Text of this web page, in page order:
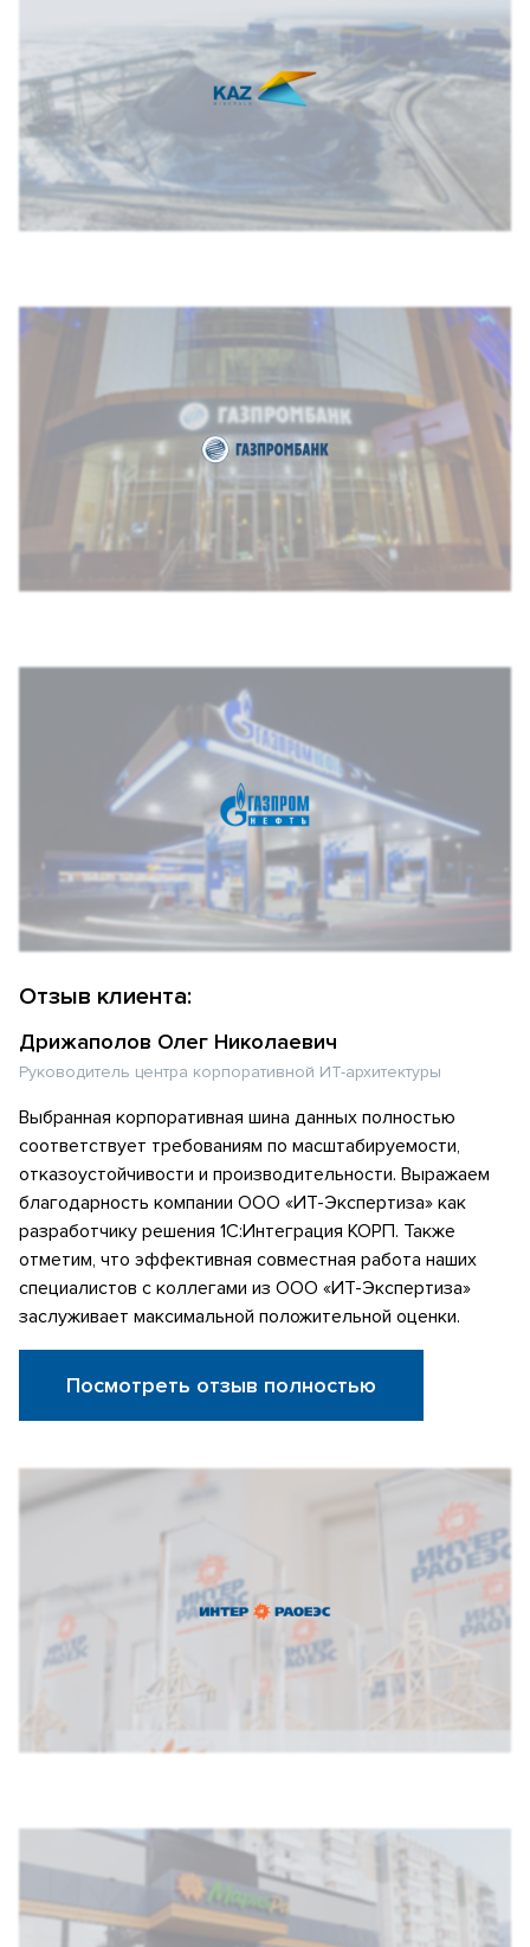
Отзыв клиента:
Дрижаполов Олег Николаевич
Руководитель центра корпоративной ИТ-архитектуры
Выбранная корпоративная шина данных полностью
соответствует требованиям по масштабируемости,
отказоустойчивости и производительности. Выражаем
благодарность компании ООО «ИТ-Экспертиза» как
разработчику решения 1С:Интеграция КОРП. Также
отметим, что эффективная совместная работа наших
специалистов с коллегами из ООО «ИТ-Экспертиза»
заслуживает максимальной положительной оценки.
Посмотреть отзыв полностью